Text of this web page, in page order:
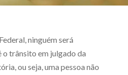
ninguém será
trânsito em julgado da
ou seja, uma pessoa não